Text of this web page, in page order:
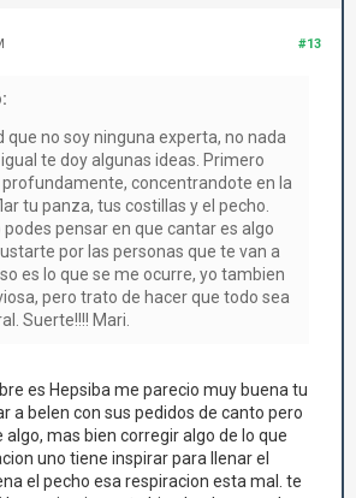
#13
que no soy ninguna experta, no nada
te doy algunas ideas. Primero
concentrandote en la
tu panza, tus costillas y el pecho.
pensar en que cantar es algo
por las personas que te van a
es lo que se me ocurre, yo tambien
pero trato de hacer que todo sea
Suerte!!!! Mari.
es Hepsiba me parecio muy buena tu
a belen con sus pedidos de canto pero
mas bien corregir algo de lo que
uno tiene inspirar para llenar el
el pecho esa respiracion esta mal. te